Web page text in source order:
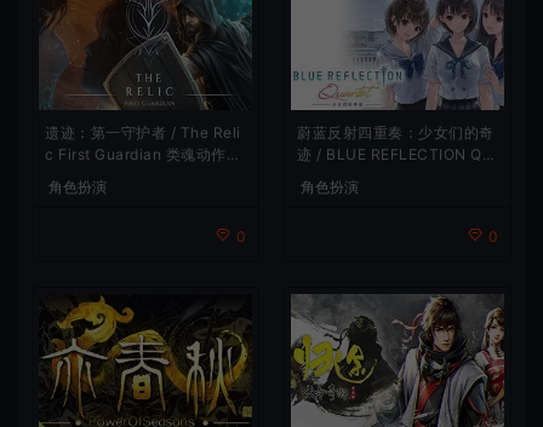
遗迹：第一守护者 / The Reli
c First Guardian 类魂动作R
角色扮演
0
蔚蓝反射四重奏：少女们的奇
迹 / BLUE REFLECTION Qu
artet 卡通回合制RPG游戏
角色扮演
0